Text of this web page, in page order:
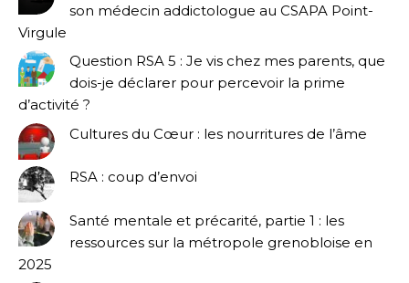
son médecin addictologue au CSAPA Point-
Virgule
Question RSA 5 : Je vis chez mes parents, que
dois-je déclarer pour percevoir la prime
d’activité ?
Cultures du Cœur : les nourritures de l’âme
RSA : coup d’envoi
Santé mentale et précarité, partie 1 : les
ressources sur la métropole grenobloise en
2025